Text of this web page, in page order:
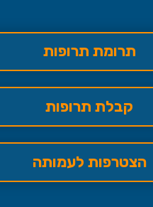
תרומת תרופות
קבלת תרופות
הצטרפות לעמותה